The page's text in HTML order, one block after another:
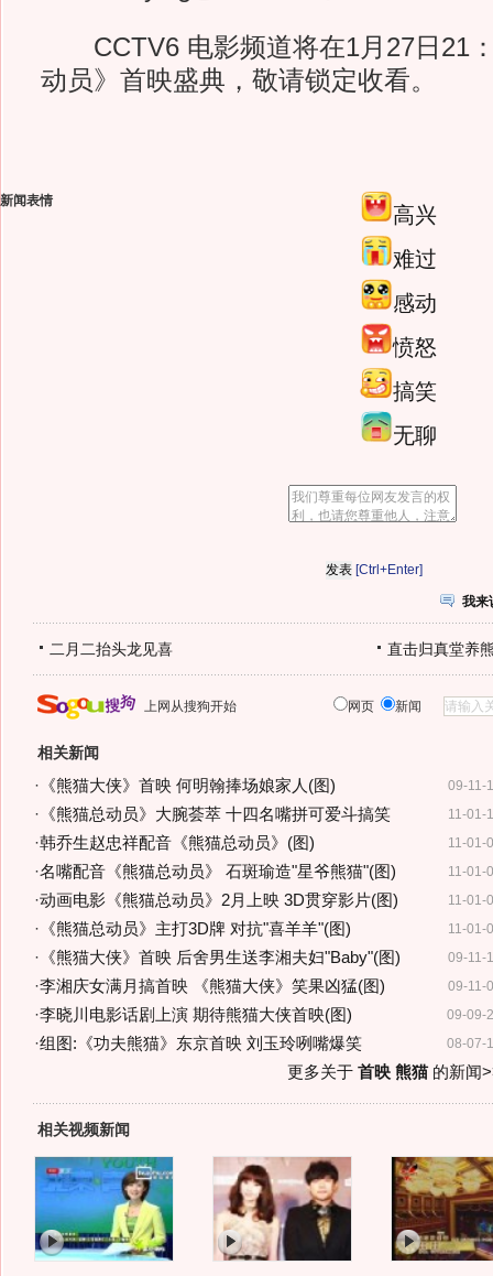
CCTV6 电影频道将在1月27日21
动员》首映盛典，敬请锁定收看。
新闻表情
高兴
难过
感动
愤怒
搞笑
无聊
[Ctrl+Enter]
我来
二月二抬头龙见喜 直击归真堂养
上网从搜狗开始 网页 新闻
相关新闻
09-11-
· 《熊猫大侠》首映 何明翰捧场娘家人(图)
11-01-
· 《熊猫总动员》大腕荟萃 十四名嘴拼可爱斗搞笑
11-01-
·韩乔生赵忠祥配音《熊猫总动员》(图)
11-01-
·名嘴配音《熊猫总动员》 石斑瑜造"星爷熊猫"(图)
11-01-
·动画电影《熊猫总动员》2月上映 3D贯穿影片(图)
11-01-
· 《熊猫总动员》主打3D牌 对抗"喜羊羊"(图)
09-11-
· 《熊猫大侠》首映 后舍男生送李湘夫妇"Baby"(图)
09-11-
·李湘庆女满月搞首映 《熊猫大侠》笑果凶猛(图)
09-09-
·李晓川电影话剧上演 期待熊猫大侠首映(图)
08-07-
·组图:《功夫熊猫》东京首映 刘玉玲咧嘴爆笑
更多关于 首映 熊猫的新闻
相关视频新闻